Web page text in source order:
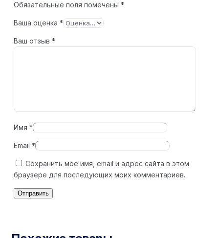
Обязательные поля помечены *
Ваша оценка *
Ваш отзыв *
Имя *
Email *
Сохранить моё имя, email и адрес сайта в этом
браузере для последующих моих комментариев.